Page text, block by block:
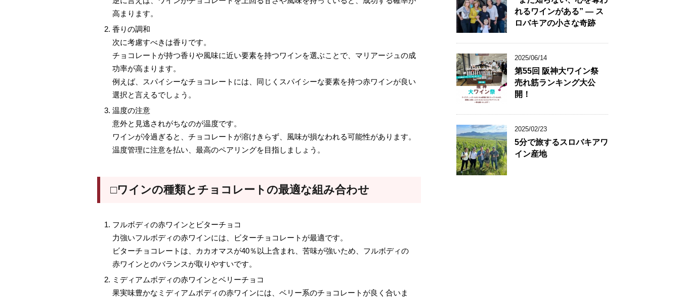
高まります。
香りの調和
次に考慮すべきは香りです。
チョコレートが持つ香りや風味に近い要素を持つワインを選ぶことで、マリアージュの成
功率が高まります。
例えば、スパイシーなチョコレートには、同じくスパイシーな要素を持つ赤ワインが良い
選択と言えるでしょう。
温度の注意
意外と見逃されがちなのが温度です。
ワインが冷過ぎると、チョコレートが溶けきらず、風味が損なわれる可能性があります。
温度管理に注意を払い、最高のペアリングを目指しましょう。
□ワインの種類とチョコレートの最適な組み合わせ
フルボディの赤ワインとビターチョコ
力強いフルボディの赤ワインには、ビターチョコレートが最適です。
ビターチョコレートは、カカオマスが40％以上含まれ、苦味が強いため、フルボディの
赤ワインとのバランスが取りやすいです。
ミディアムボディの赤ワインとベリーチョコ
果実味豊かなミディアムボディの赤ワインには、ベリー系のチョコレートが良く合いま
れるワインがある” ― ス
ロバキアの小さな奇跡
2025/06/14
第55回 阪神大ワイン祭
売れ筋ランキング大公
開！
2025/02/23
5分で旅するスロバキアワ
イン産地